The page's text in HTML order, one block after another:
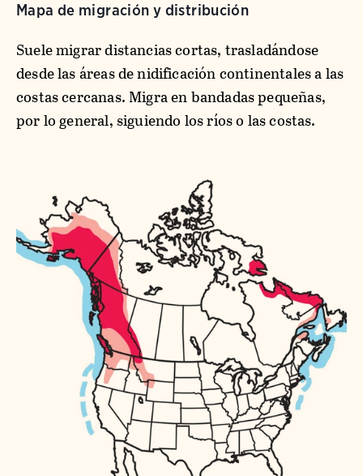
Mapa de migración y distribución
Suele migrar distancias cortas, trasladándose
desde las áreas de nidificación continentales a las
costas cercanas. Migra en bandadas pequeñas,
por lo general, siguiendo los ríos o las costas.